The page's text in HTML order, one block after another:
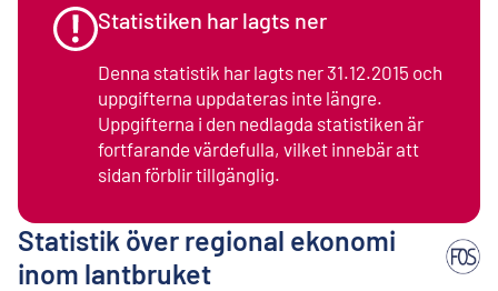
Statistiken har lagts ner
Denna statistik har lagts ner 31.12.2015 och
uppgifterna uppdateras inte längre.
Uppgifterna i den nedlagda statistiken är
fortfarande värdefulla, vilket innebär att
sidan förblir tillgänglig.
Statistik över regional ekonomi
inom lantbruket